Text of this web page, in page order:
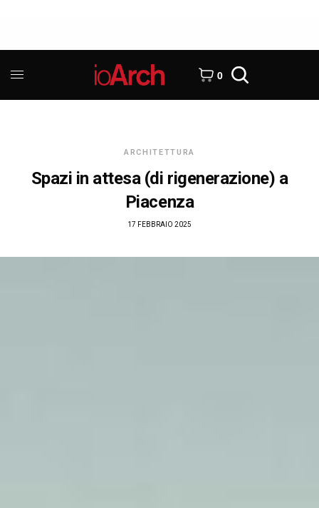
0
ARCHITETTURA
Spazi in attesa (di rigenerazione) a
Piacenza
17 FEBBRAIO 2025